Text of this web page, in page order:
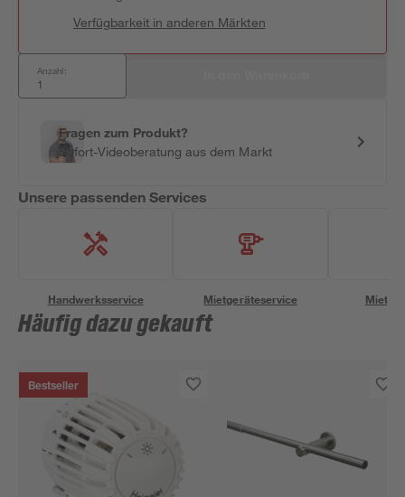
Verfügbarkeit in anderen Märkten
Anzahl:
Fragen zum Produkt?
Sofort-Videoberatung aus dem Markt
Unsere passenden Services
Handwerksservice Mietgeräteservice
Häufig dazu gekauft
Bestseller